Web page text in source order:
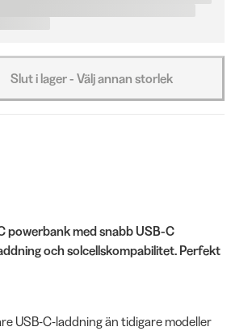
Slut i lager - Välj annan storlek
powerbank med snabb USB-C
och solcellskompabilitet. Perfekt
USB-C-laddning än tidigare modeller